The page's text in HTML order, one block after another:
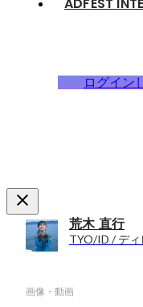
ログイン
荒木 直行
TYO/ID / ディ
画像・動画